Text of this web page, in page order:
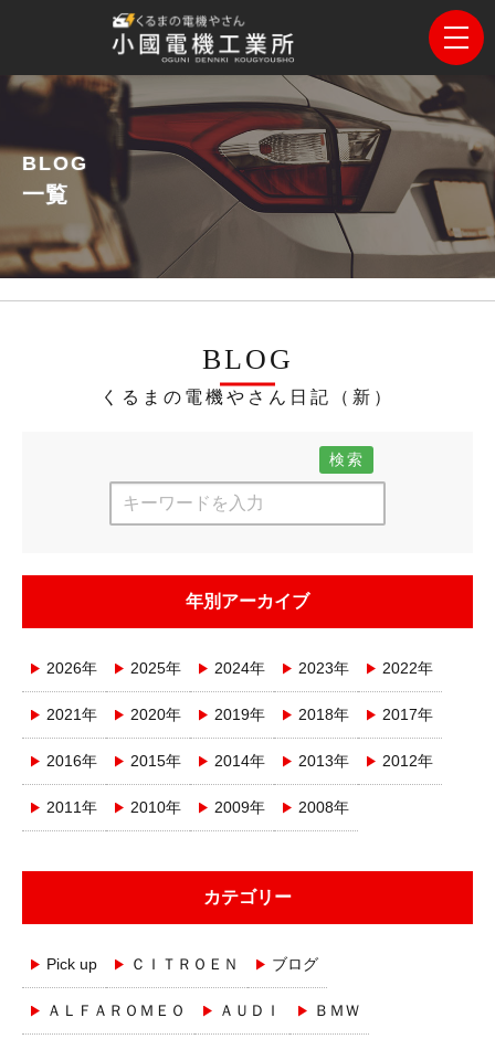
BLOG
一覧
BLOG
くるまの電機やさん日記（新）
検索
年別アーカイブ
2026年 2025年 2024年 2023年 2022年
2021年 2020年 2019年 2018年 2017年
2016年 2015年 2014年 2013年 2012年
2011年 2010年 2009年 2008年
カテゴリー
Pick up ＣＩＴＲＯＥＮ ブログ
ＡＬＦＡＲＯＭＥＯ ＡＵＤＩ ＢＭＷ